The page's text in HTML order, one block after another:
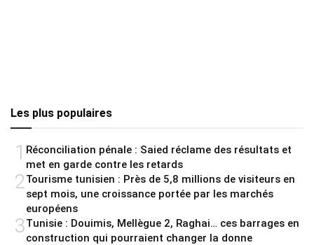
Les plus populaires
1 Réconciliation pénale : Saied réclame des résultats et
met en garde contre les retards
2 Tourisme tunisien : Près de 5,8 millions de visiteurs en
sept mois, une croissance portée par les marchés
européens
3Tunisie : Douimis, Mellègue 2, Raghai… ces barrages en
construction qui pourraient changer la donne